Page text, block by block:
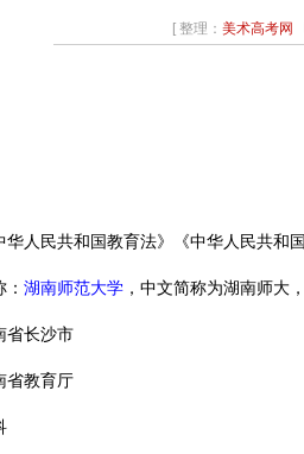
[ 整理： 美术高考网
民共和国教育法》《中华人民共和国
湖南师范大学，中文简称为湖南师大
长沙市
教育厅